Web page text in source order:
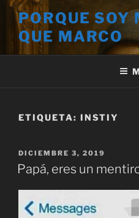
Saltar
contenido
PORQUE SOY
QUE MARCO
ETIQUETA: INSTIY
PUBLICADO
EL
DICIEMBRE 3, 2019
Papá, eres un